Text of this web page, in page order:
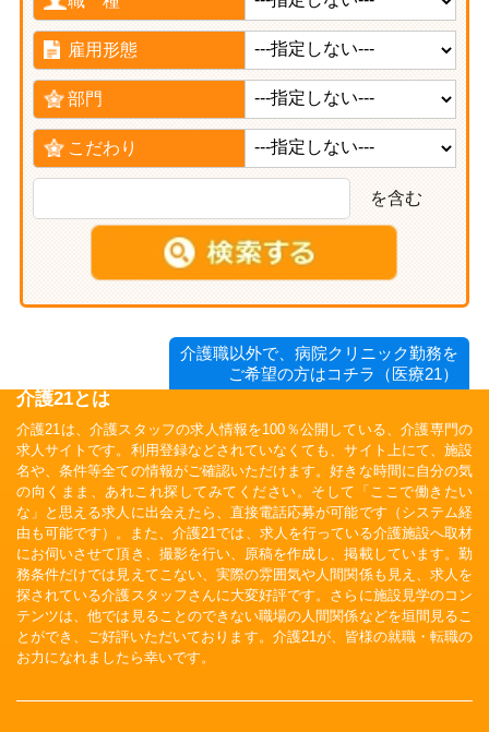
雇用形態
部門
こだわり
を含む
介護職以外で、病院クリニック勤務を
ご希望の方はコチラ（医療21）
介護21とは
介護21は、介護スタッフの求人情報を100％公開している、介護専門の
求人サイトです。利用登録などされていなくても、サイト上にて、施設
名や、条件等全ての情報がご確認いただけます。好きな時間に自分の気
の向くまま、あれこれ探してみてください。そして「ここで働きたい
な」と思える求人に出会えたら、直接電話応募が可能です（システム経
由も可能です）。また、介護21では、求人を行っている介護施設へ取材
にお伺いさせて頂き、撮影を行い、原稿を作成し、掲載しています。勤
務条件だけでは見えてこない、実際の雰囲気や人間関係も見え、求人を
探されている介護スタッフさんに大変好評です。さらに施設見学のコン
テンツは、他では見ることのできない職場の人間関係などを垣間見るこ
とができ、ご好評いただいております。介護21が、皆様の就職・転職の
お力になれましたら幸いです。